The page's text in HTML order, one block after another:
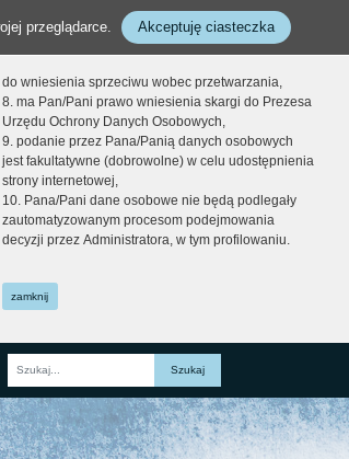
przeglądarce. Akceptuję ciasteczka
do wniesienia sprzeciwu wobec przetwarzania,
8. ma Pan/Pani prawo wniesienia skargi do Prezesa
Urzędu Ochrony Danych Osobowych,
9. podanie przez Pana/Panią danych osobowych
jest fakultatywne (dobrowolne) w celu udostępnienia
strony internetowej,
10. Pana/Pani dane osobowe nie będą podlegały
zautomatyzowanym procesom podejmowania
decyzji przez Administratora, w tym profilowaniu.
zamknij
Fraza